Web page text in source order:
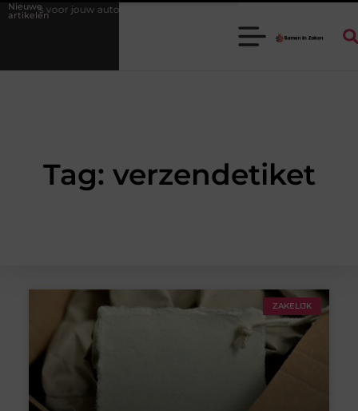
Nieuwe
artikelen
voor jouw auto
Tag: verzendetiket
ZAKELIJK